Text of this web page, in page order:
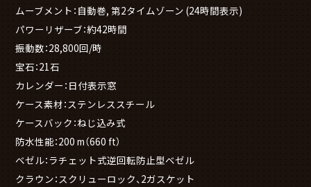
ムーブメント：自動巻, 第2タイムゾーン (24時間表示)
パワーリザーブ：約42時間
振動数：28,800回/時
宝石：21石
カレンダー：日付表示窓
ケース素材：ステンレススチール
ケースバック：ねじ込み式
防水性能：200 m（660 ft）
ベゼル：ラチェット式逆回転防止型ベゼル
クラウン：スクリューロック、2ガスケット